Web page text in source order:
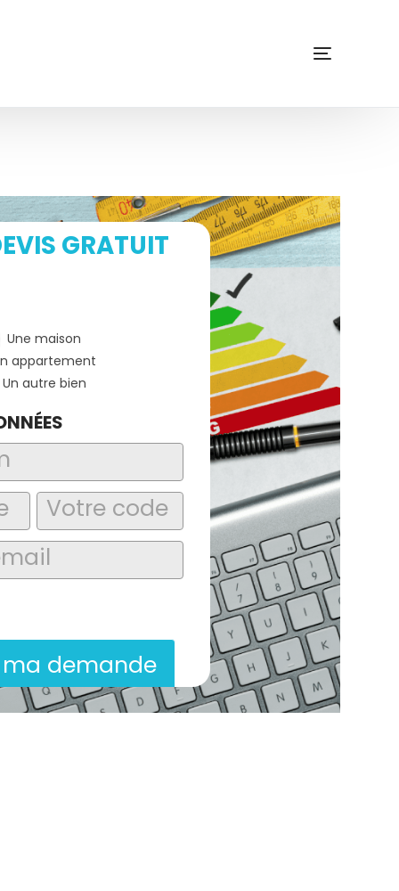
GRATUIT
Une maison
appartement
Un autre bien
ma demande